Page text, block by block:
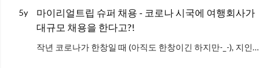
5y
마이리얼트립 슈퍼 채용 - 코로나 시국에 여행회사가
대규모 채용을 한다고?!
작년 코로나가 한창일 때 (아직도 한창이긴 하지만-_-), 지인들에게 걱정어린 질문을 진짜 많이 받았습니다. "회사는 괜찮아?" 이게 참 대답하기 애매했던 게, 실적으로 보면 전혀 괜찮지 않았어요. 작년 1월 역대 최고 월거래